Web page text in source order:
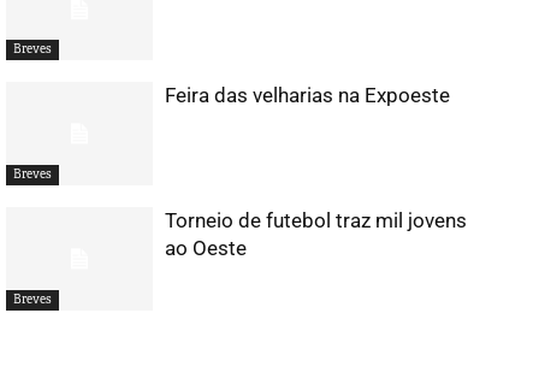
Breves
Breves
Feira das velharias na Expoeste
Breves
Torneio de futebol traz mil jovens
ao Oeste